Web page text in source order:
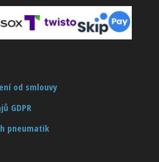
od smlouvy
GDPR
pneumatik